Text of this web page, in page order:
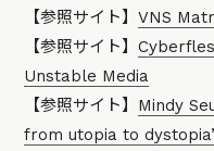
【参照サイト】VNS
【参照サイト】
Unstable Media
【参照サイト】 Mindy
from utopia to